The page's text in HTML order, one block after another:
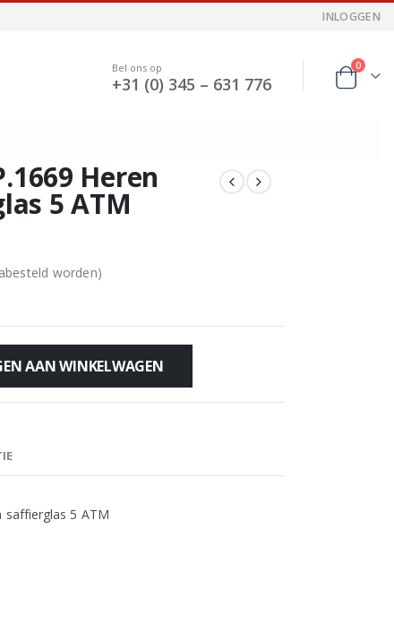
INLOGGEN
Bel ons op
+31 (0) 345 – 631 776
0
Heren
5 ATM
worden)
AAN WINKELWAGEN
saffierglas 5 ATM